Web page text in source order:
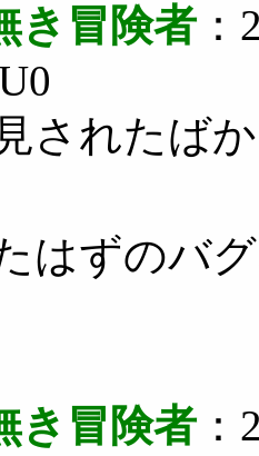
き冒険者
されたば
はずのバ
き冒険者